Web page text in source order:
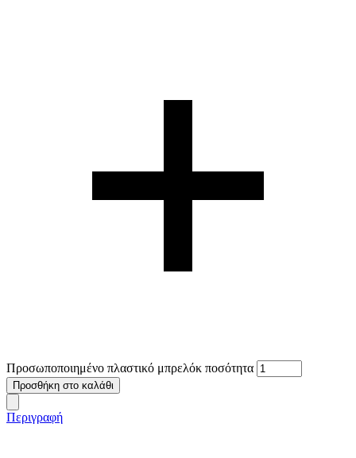
Προσωποποιημένο πλαστικό μπρελόκ ποσότητα
Προσθήκη στο καλάθι
Περιγραφή